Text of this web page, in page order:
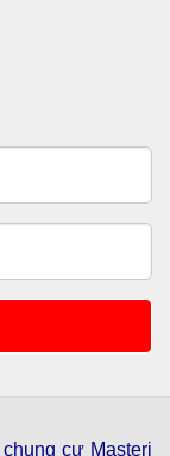
chung cư Masteri